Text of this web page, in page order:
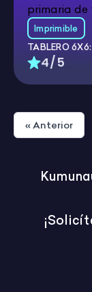
Imprimible
TABLERO
4/5
« Anterior